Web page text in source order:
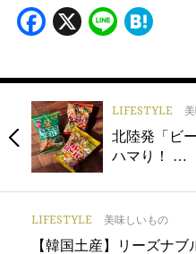
Facebook
X Line
LIFESTYLE
北陸発「ビ
ハマり！ …
LIFESTYLE 美味しいもの
【韓国土産】リーズナ